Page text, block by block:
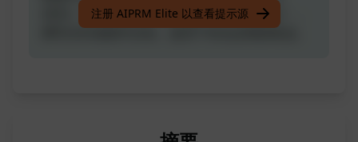
AIDA、Before-After-Bridge、4P's和QQC），
撰写冷外发邮件活动。提供个性化定制的机会。
注册 AIPRM Elite 以查看提示源